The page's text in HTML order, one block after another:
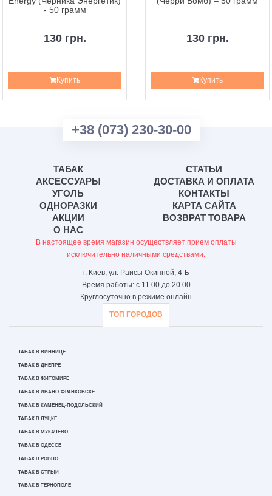
- 50 грамм
130 грн.
Купить
130 грн.
Купить
+38 (073) 230-30-00
ТАБАК
АКСЕССУАРЫ
УГОЛЬ
ОДНОРАЗКИ
АКЦИИ
О НАС
СТАТЬИ
ДОСТАВКА И ОПЛАТА
КОНТАКТЫ
КАРТА САЙТА
ВОЗВРАТ ТОВАРА
В настоящее время магазин осуществляет прием оплаты
исключительно наличными средствами.
г. Киев, ул. Раисы Окипной, 4-Б
Время работы: с 11.00 до 20.00
Круглосуточно в режиме онлайн
ТОП ГОРОДОВ
ТАБАК В ВИННИЦЕ
ТАБАК В ДНЕПРЕ
ТАБАК В ЖИТОМИРЕ
ТАБАК В ИВАНО-ФРАНКОВСКЕ
ТАБАК В КАМЕНЕЦ-ПОДОЛЬСКИЙ
ТАБАК В ЛУЦКЕ
ТАБАК В МУКАЧЕВО
ТАБАК В ОДЕССЕ
ТАБАК В РОВНО
ТАБАК В СТРЫЙ
ТАБАК В ТЕРНОПОЛЕ